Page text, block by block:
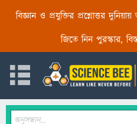
বিজ্ঞান ও প্রযুক্তির প্রশ্নোত্তর
জিতে নিন পুরস্কার,